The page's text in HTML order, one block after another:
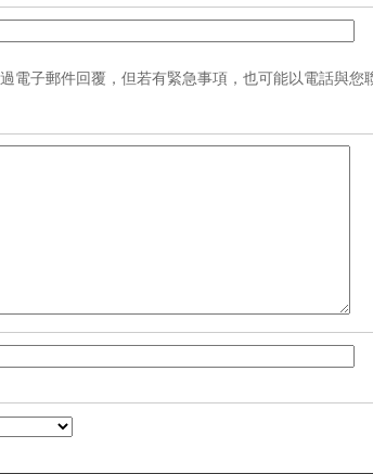
電子郵件回覆，但若有緊急事項，也可能以電話與您